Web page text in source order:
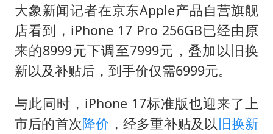
大象新闻记者在京东Apple产品自营旗舰
店看到，iPhone 17 Pro 256GB已经由原
来的8999元下调至7999元，叠加以旧换
新以及补贴后，到手价仅需6999元。
与此同时，iPhone 17标准版也迎来了上
市后的首次降价 ，经多重补贴及以旧换新